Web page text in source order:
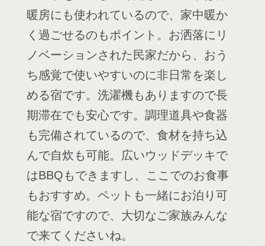
暖房にも使われているので、家中暖か
く過ごせるのもポイント。お洒落にリ
ノベーションされた民家だから、おう
ち感覚で使いやすいのに非日常を楽し
める宿です。洗濯機もありますので長
期滞在でも安心です。調理道具や食器
も完備されているので、食材を持ち込
んで自炊も可能。広いウッドデッキで
はBBQもできますし、ここでのお食事
もおすすめ。ペットも一緒にお泊り可
能な宿ですので、大切なご家族みんな
で来てくださいね。